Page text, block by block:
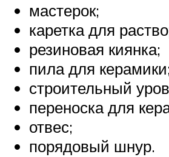
мастерок;
каретка для
резиновая киянка;
пила для
строительный
переноска для
отвес;
порядовый шнур.